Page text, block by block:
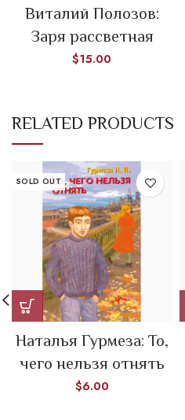
Виталий Полозов:
Заря рассветная
$15.00
RELATED PRODUCTS
SOLD OUT
Наталья Гурмеза: То,
чего нельзя отнять
$6.00